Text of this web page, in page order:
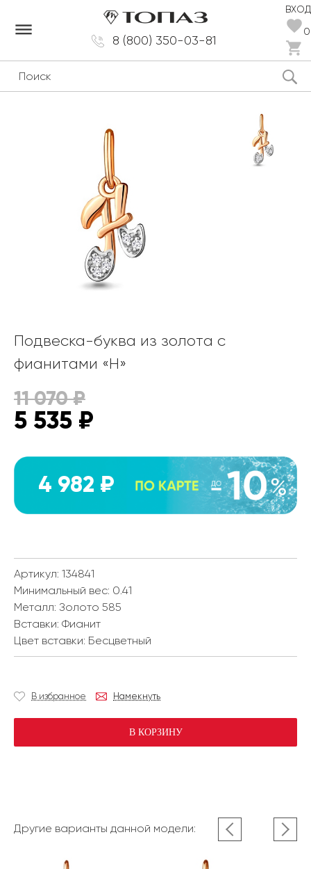
8 (800) 350-03-81
ВХОД
0
dehaze
Подвеска-буква из золота с
фианитами «Н»
11 070₽
5 535 ₽
4 982 ₽
Артикул: 134841
Минимальный вес: 0.41
Металл: Золото 585
Вставки: Фианит
Цвет вставки: Бесцветный
В избранное Намекнуть
В КОРЗИНУ
Другие варианты данной модели: